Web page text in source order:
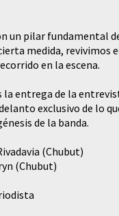
un pilar fundamental
medida, revivimos
en la escena.
la entrega de la
exclusivo de lo
de la banda.
(Chubut)
(Chubut)